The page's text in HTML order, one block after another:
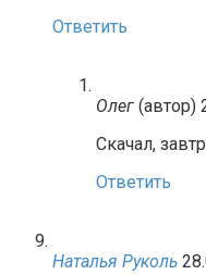
Ответить
Олег (автор)
Скачал,
Ответить
Наталья Руколь